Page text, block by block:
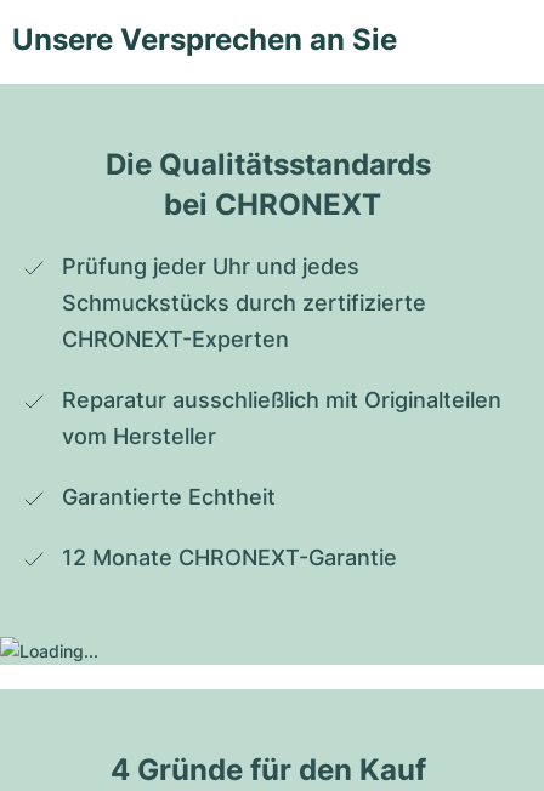
Unsere Versprechen an Sie
Die Qualitätsstandards
bei CHRONEXT
Prüfung jeder Uhr und jedes
Schmuckstücks durch zertifizierte
CHRONEXT-Experten
Reparatur ausschließlich mit Originalteilen
vom Hersteller
Garantierte Echtheit
12 Monate CHRONEXT-Garantie
4 Gründe für den Kauf